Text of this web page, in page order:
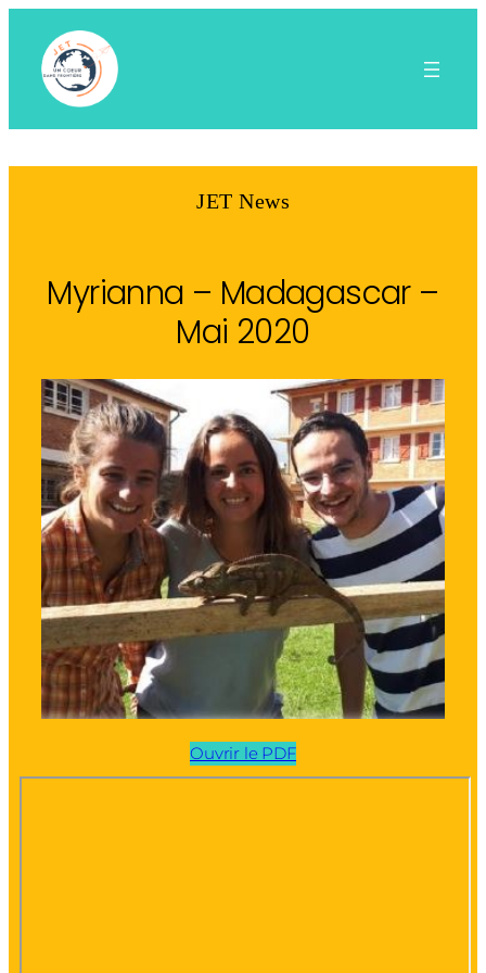
contenu
JET News
Myrianna – Madagascar –
Mai 2020
Ouvrir le PDF